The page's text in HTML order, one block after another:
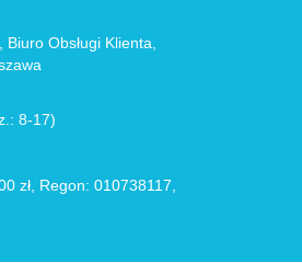
Obsługi Klienta,
8-17)
zł, Regon: 010738117,